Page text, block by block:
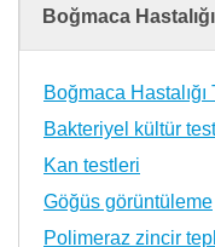
Boğmaca
Boğmaca
Bakteriyel kültür
Kan testleri
Göğüs görüntüleme
Polimeraz zincir